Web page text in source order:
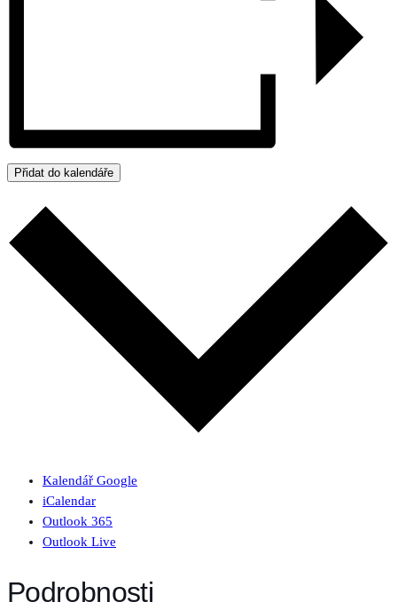
Přidat do kalendáře
Kalendář Google
iCalendar
Outlook 365
Outlook Live
Podrobnosti